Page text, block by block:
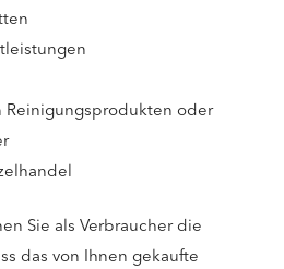
Reinigungsprodukten oder
Sie als Verbraucher die
das von Ihnen gekaufte